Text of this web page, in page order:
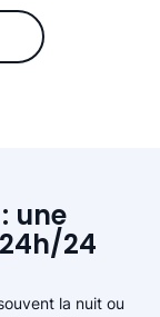
une
24
la nuit ou